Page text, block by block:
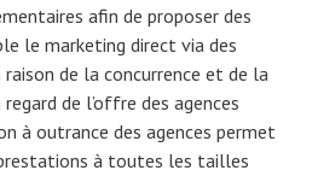
afin de proposer des
le marketing direct via des
raison de la concurrence et de la
de l’offre des agences
à outrance des agences permet
à toutes les tailles